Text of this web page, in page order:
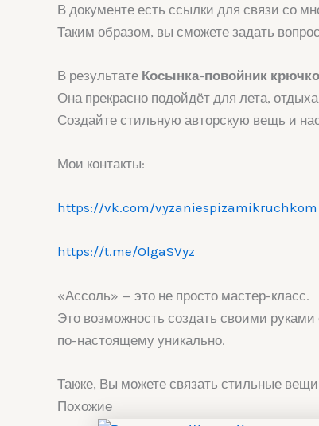
В документе есть ссылки для связи со
Таким образом, вы сможете задать
В результате Косынка-повойник
Она прекрасно подойдёт для лета,
Создайте стильную авторскую вещь и
Мои контакты:
https://vk.com/vyzaniespizamikruchkom
https://t.me/OlgaSVyz
«Ассоль» — это не просто мастер-класс.
Это возможность создать своими
по-настоящему уникально.
Также, Вы можете связать стильные
Похожие